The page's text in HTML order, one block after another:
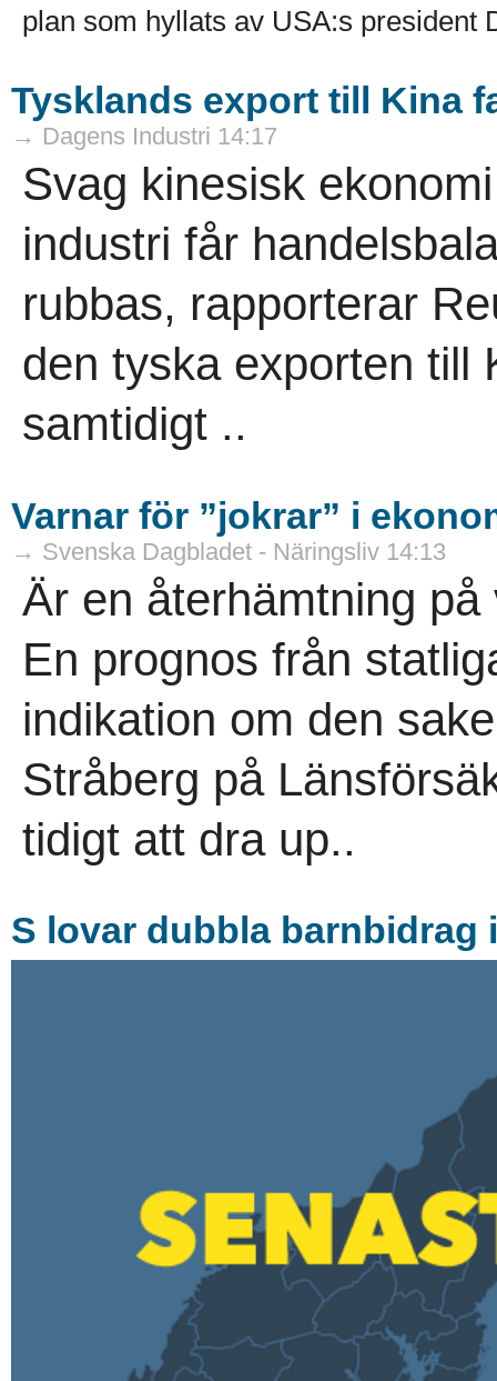
plan som hyllats av USA:s president
Tysklands export till Kina
→ Dagens Industri 14:17
Svag kinesisk
industri får
rubbas, rapporterar
den tyska exporten till
samtidigt ..
Varnar för ”jokrar” i
→ Svenska Dagbladet - Näringsliv 14:13
Är en återhämtning
En prognos från
indikation om den
Stråberg på
tidigt att dra up..
S lovar dubbla